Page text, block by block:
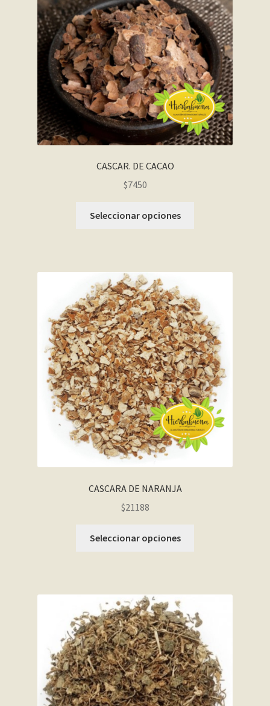
CASCAR. DE CACAO
$7450
Seleccionar opciones
CASCARA DE NARANJA
$21188
Seleccionar opciones